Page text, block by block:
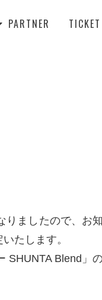
PARTNER TICKET
ましたので、お
たします。
Blend」